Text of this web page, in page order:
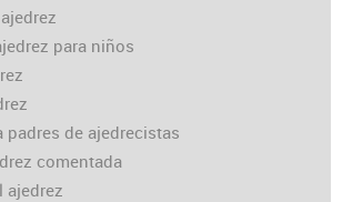
para niños
padres de ajedrecistas
comentada
ajedrez